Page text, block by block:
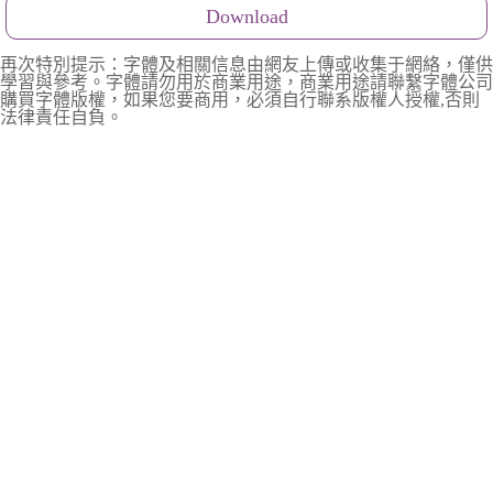
Download
再次特別提示：字體及相關信息由網友上傳或收集于網絡，僅供
學習與參考。字體請勿用於商業用途，商業用途請聯繫字體公司
購買字體版權，如果您要商用，必須自行聯系版權人授權,否則
法律責任自負。